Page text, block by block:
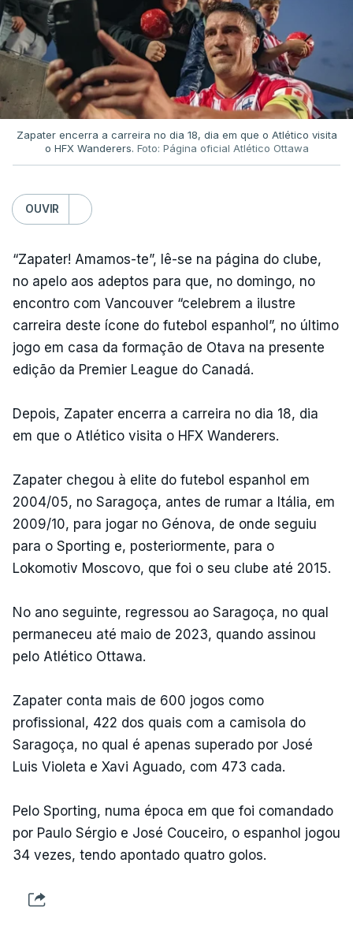
Zapater encerra a carreira no dia 18, dia em que o Atlético visita
o HFX Wanderers. Foto: Página oficial Atlético Ottawa
OUVIR
“Zapater! Amamos-te”, lê-se na página do clube,
no apelo aos adeptos para que, no domingo, no
encontro com Vancouver “celebrem a ilustre
carreira deste ícone do futebol espanhol”, no último
jogo em casa da formação de Otava na presente
edição da Premier League do Canadá.
Depois, Zapater encerra a carreira no dia 18, dia
em que o Atlético visita o HFX Wanderers.
Zapater chegou à elite do futebol espanhol em
2004/05, no Saragoça, antes de rumar a Itália, em
2009/10, para jogar no Génova, de onde seguiu
para o Sporting e, posteriormente, para o
Lokomotiv Moscovo, que foi o seu clube até 2015.
No ano seguinte, regressou ao Saragoça, no qual
permaneceu até maio de 2023, quando assinou
pelo Atlético Ottawa.
Zapater conta mais de 600 jogos como
profissional, 422 dos quais com a camisola do
Saragoça, no qual é apenas superado por José
Luis Violeta e Xavi Aguado, com 473 cada.
Pelo Sporting, numa época em que foi comandado
por Paulo Sérgio e José Couceiro, o espanhol jogou
34 vezes, tendo apontado quatro golos.